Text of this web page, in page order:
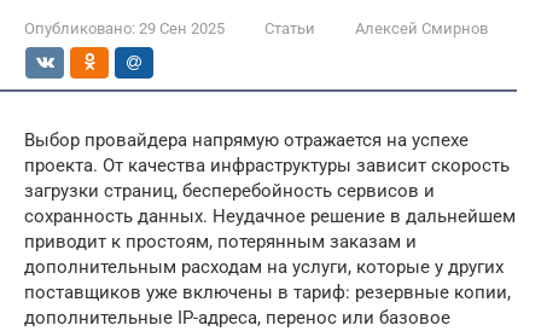
Опубликовано: 29 Сен 2025 Статьи Алексей Смирнов
Выбор провайдера напрямую отражается на успехе
проекта. От качества инфраструктуры зависит скорость
загрузки страниц, бесперебойность сервисов и
сохранность данных. Неудачное решение в дальнейшем
приводит к простоям, потерянным заказам и
дополнительным расходам на услуги, которые у других
поставщиков уже включены в тариф: резервные копии,
дополнительные IP-адреса, перенос или базовое